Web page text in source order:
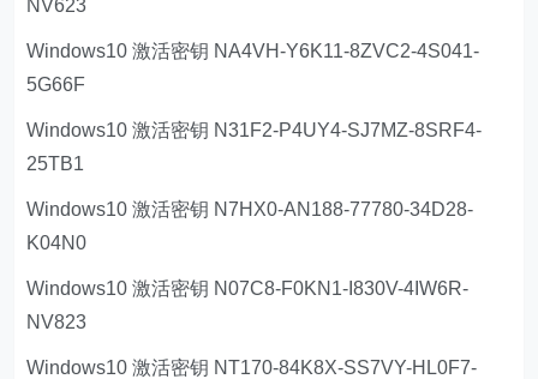
NV623
Windows10 激活密钥 NA4VH-Y6K11-8ZVC2-4S041-
5G66F
Windows10 激活密钥 N31F2-P4UY4-SJ7MZ-8SRF4-
25TB1
Windows10 激活密钥 N7HX0-AN188-77780-34D28-
K04N0
Windows10 激活密钥 N07C8-F0KN1-I830V-4IW6R-
NV823
Windows10 激活密钥 NT170-84K8X-SS7VY-HL0F7-